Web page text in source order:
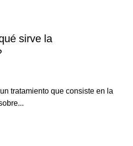
sirve la
tratamiento que consiste en la